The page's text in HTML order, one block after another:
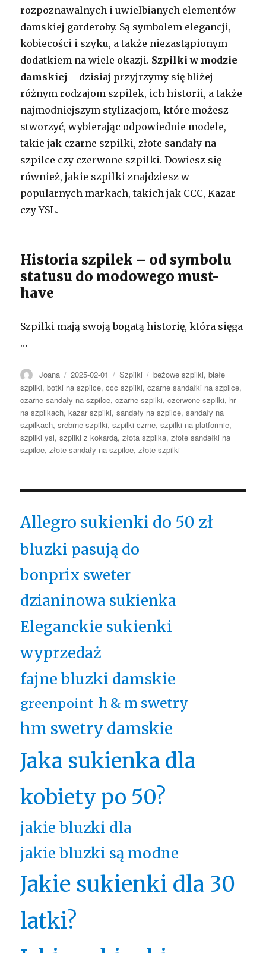
rozpoznawalnych i uwielbianych elementów
damskiej garderoby. Są symbolem elegancji,
kobiecości i szyku, a także niezastąpionym
dodatkiem na wiele okazji. Szpilki w modzie
damskiej – dzisiaj przyjrzymy się bliżej
różnym rodzajom szpilek, ich historii, a także
najmodniejszym stylizacjom, które możesz
stworzyć, wybierając odpowiednie modele,
takie jak czarne szpilki, złote sandały na
szpilce czy czerwone szpilki. Dowiesz się
również, jakie szpilki znajdziesz w
popularnych markach, takich jak CCC, Kazar
czy YSL.
Historia szpilek – od symbolu
statusu do modowego must-
have
Szpilki mają swoją bogatą historię, która sięga
…
Autor
Joana Opublikowano
2025-02-01 Kategorie
Szpilki Tagi
beżowe szpilki,białe
szpilki,botki na szpilce,ccc szpilki,czarne sandałki na szpilce,
czarne sandały na szpilce,czarne szpilki,czerwone szpilki, hr
na szpilkach,kazar szpilki,sandały na szpilce,sandały na
szpilkach,srebrne szpilki,szpilki czrne,szpilki na platformie,
szpilki ysl,szpilki z kokardą,złota szpilka,złote sandałki na
szpilce,złote sandały na szpilce,złote szpilki
Allegro sukienki do 50 zł
bluzki pasują do
bonprix sweter
dzianinowa sukienka
Eleganckie sukienki
wyprzedaż
fajne bluzki damskie
greenpoint h & m swetry
hm swetry damskie
Jaka sukienka dla
kobiety po 50?
jakie bluzki dla
jakie bluzki są modne
Jakie sukienki dla 30
latki?